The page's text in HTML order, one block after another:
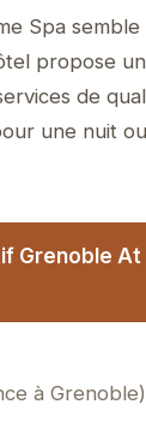
Spa
propose
de
une nuit
Grenoble At
à Grenoble)